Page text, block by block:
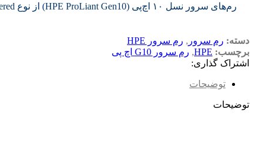
دسته: رم سرور , رم سرور HPE
برچسب: HPE
, رم سرور G10 اچ پی
اشتراک گذاری:
توضیحات
توضیحات